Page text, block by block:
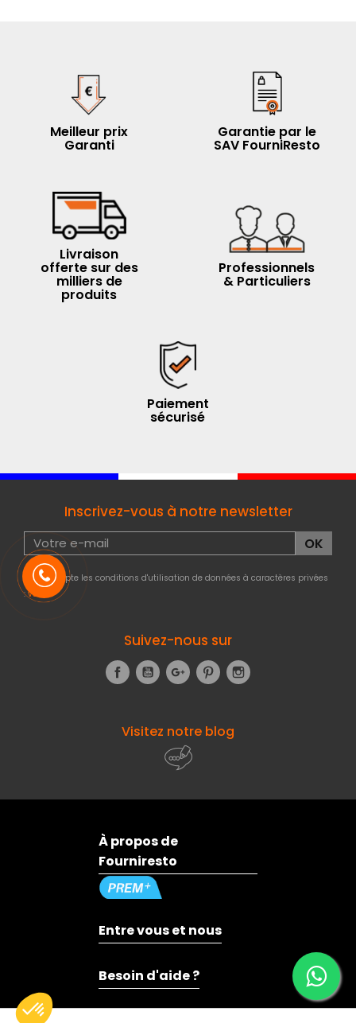
Meilleur prix
Garanti
Garantie par le
SAV FourniResto
Livraison
offerte sur des
milliers de
produits
Professionnels
& Particuliers
Paiement
sécurisé
Inscrivez-vous à notre newsletter
J'accepte les conditions d'utilisation de données à caractères privées
:voir
Suivez-nous sur
FacebookYouTubeGoogle+Pinterest
Visitez notre blog
À propos de
Fourniresto
Entre vous et nous
Besoin d'aide ?